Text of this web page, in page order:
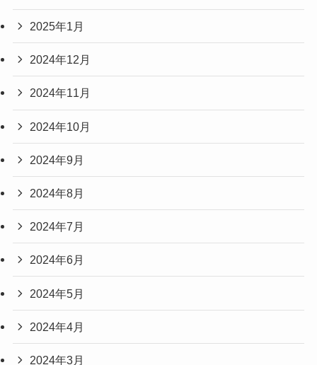
2025年1月
2024年12月
2024年11月
2024年10月
2024年9月
2024年8月
2024年7月
2024年6月
2024年5月
2024年4月
2024年3月